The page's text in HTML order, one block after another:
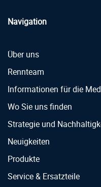
Navigation
Über uns
Rennteam
Informationen für die
Wo Sie uns finden
Strategie und
Neuigkeiten
Produkte
Service & Ersatzteile